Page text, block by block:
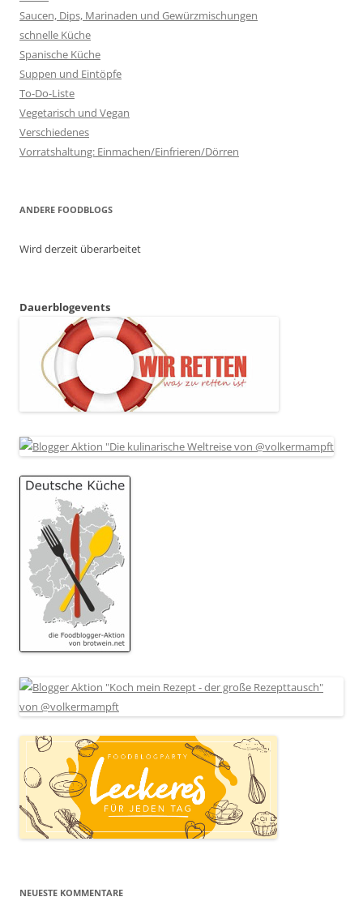
Saucen, Dips, Marinaden und Gewürzmischungen
schnelle Küche
Spanische Küche
Suppen und Eintöpfe
To-Do-Liste
Vegetarisch und Vegan
Verschiedenes
Vorratshaltung: Einmachen/Einfrieren/Dörren
ANDERE FOODBLOGS
Wird derzeit überarbeitet
Dauerblogevents
NEUESTE KOMMENTARE